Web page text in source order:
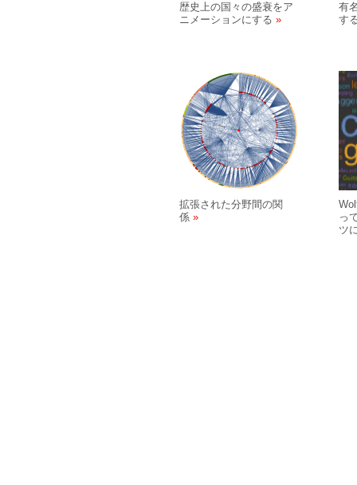
歴史上の国々の盛衰をア
ニメーションにする
有
す
拡張された分野間の関
係
っ
ツ